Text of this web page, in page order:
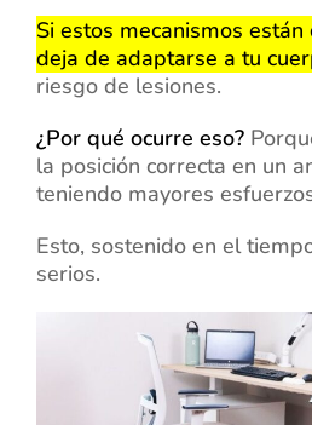
Si estos mecanismos
deja de adaptarse a tu
riesgo de lesiones.
¿Por qué ocurre eso?
la posición correcta en un
teniendo mayores
Esto, sostenido en el
serios.